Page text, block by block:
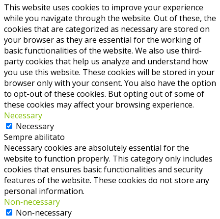
This website uses cookies to improve your experience
while you navigate through the website. Out of these, the
cookies that are categorized as necessary are stored on
your browser as they are essential for the working of
basic functionalities of the website. We also use third-
party cookies that help us analyze and understand how
you use this website. These cookies will be stored in your
browser only with your consent. You also have the option
to opt-out of these cookies. But opting out of some of
these cookies may affect your browsing experience.
Necessary
Necessary
Sempre abilitato
Necessary cookies are absolutely essential for the
website to function properly. This category only includes
cookies that ensures basic functionalities and security
features of the website. These cookies do not store any
personal information.
Non-necessary
Non-necessary